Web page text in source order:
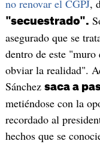
no renovar el CGPJ,
"secuestrado".
asegurado que se
dentro de este "muro
obviar la realidad".
Sánchez saca a
metiéndose con la
recordado al
hechos que se